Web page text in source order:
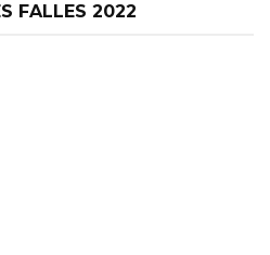
FALLES 2022